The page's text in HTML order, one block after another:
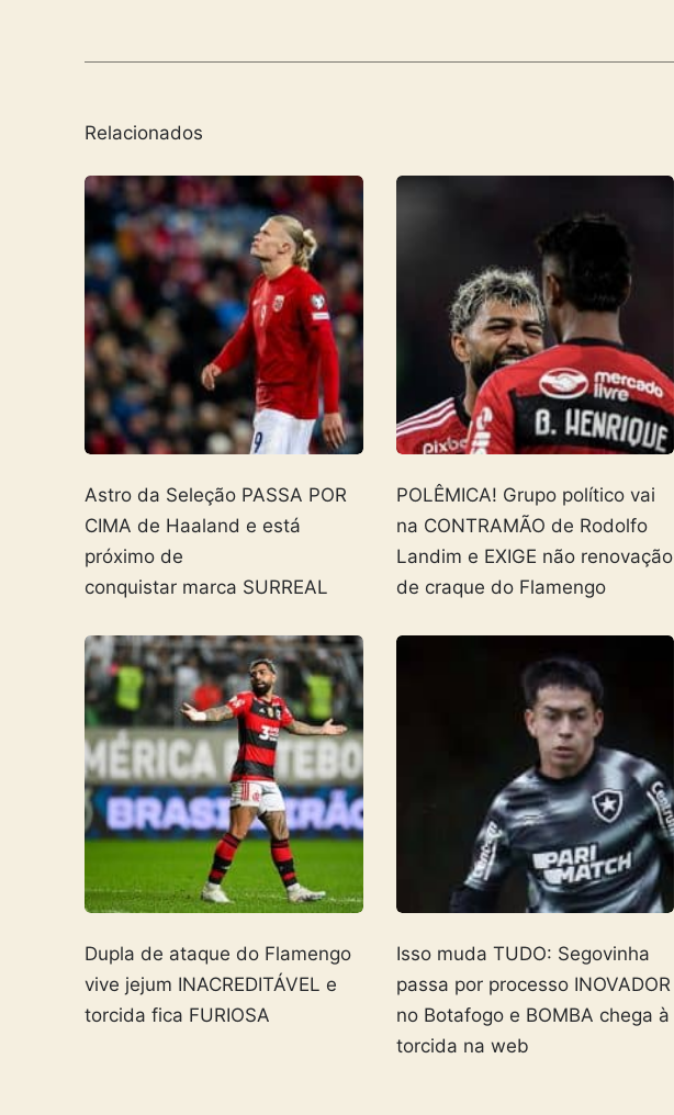
Relacionados
Astro da Seleção PASSA POR
CIMA de Haaland e está
próximo de
conquistar marca SURREAL
POLÊMICA! Grupo político vai
na CONTRAMÃO de Rodolfo
Landim e EXIGE não renovação
de craque do Flamengo
Dupla de ataque do Flamengo
vive jejum INACREDITÁVEL e
torcida fica FURIOSA
Isso muda TUDO: Segovinha
passa por processo INOVADOR
no Botafogo e BOMBA chega à
torcida na web